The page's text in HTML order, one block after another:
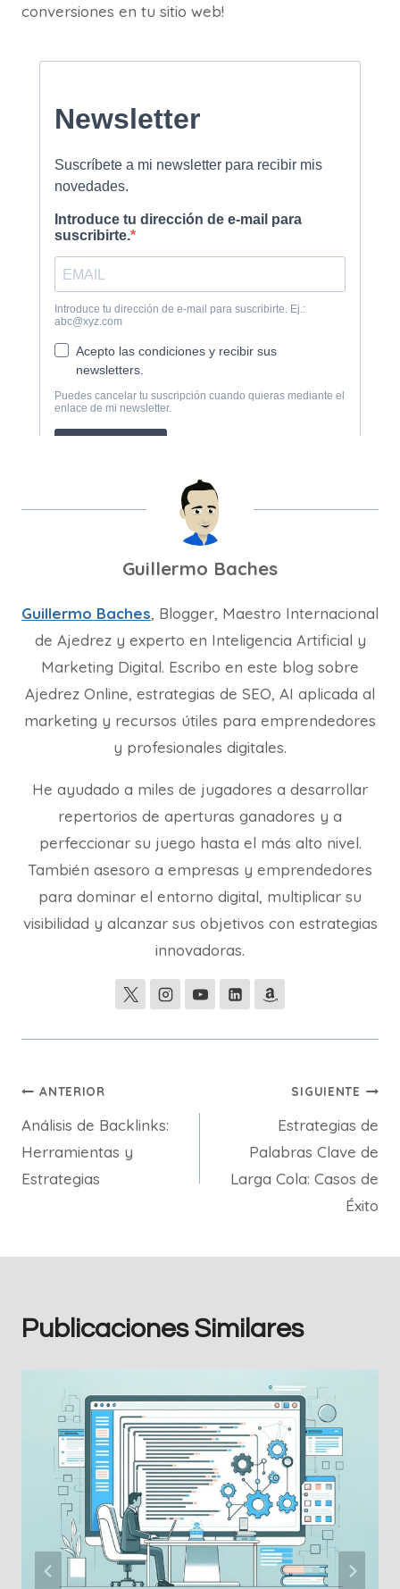
conversiones en tu sitio web!
Guillermo Baches
Guillermo Baches, Blogger, Maestro Internacional
de Ajedrez y experto en Inteligencia Artificial y
Marketing Digital. Escribo en este blog sobre
Ajedrez Online, estrategias de SEO, AI aplicada al
marketing y recursos útiles para emprendedores
y profesionales digitales.
He ayudado a miles de jugadores a desarrollar
repertorios de aperturas ganadores y a
perfeccionar su juego hasta el más alto nivel.
También asesoro a empresas y emprendedores
para dominar el entorno digital, multiplicar su
visibilidad y alcanzar sus objetivos con estrategias
innovadoras.
Navegación
de
entradas
ANTERIOR
Análisis de Backlinks:
Herramientas y
Estrategias
SIGUIENTE
Estrategias de
Palabras Clave de
Larga Cola: Casos de
Éxito
Publicaciones Similares